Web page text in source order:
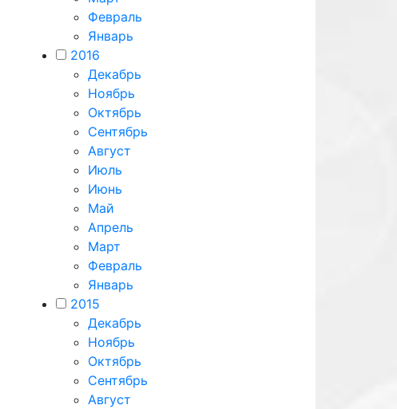
Февраль
Январь
2016
Декабрь
Ноябрь
Октябрь
Сентябрь
Август
Июль
Июнь
Май
Апрель
Март
Февраль
Январь
2015
Декабрь
Ноябрь
Октябрь
Сентябрь
Август